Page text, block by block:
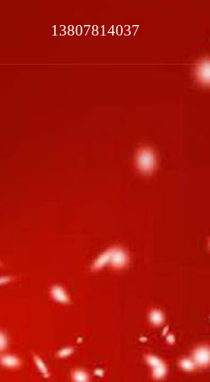
13807814037